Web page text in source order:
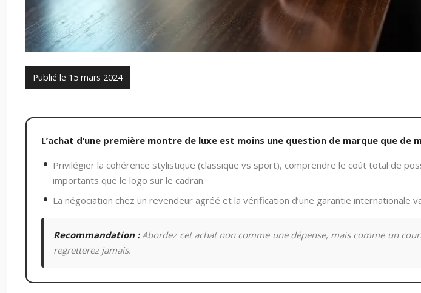
Publié le 15 mars 2024
L’achat d’une première montre de luxe est moins une question de marque que de
Privilégier la cohérence stylistique (classique vs sport), comprendre le coût total de
importants que le logo sur le cadran.
La négociation chez un revendeur agréé et la vérification d’une garantie
Recommandation :Abordez cet achat non comme une dépense, mais comme un
regretterez jamais.